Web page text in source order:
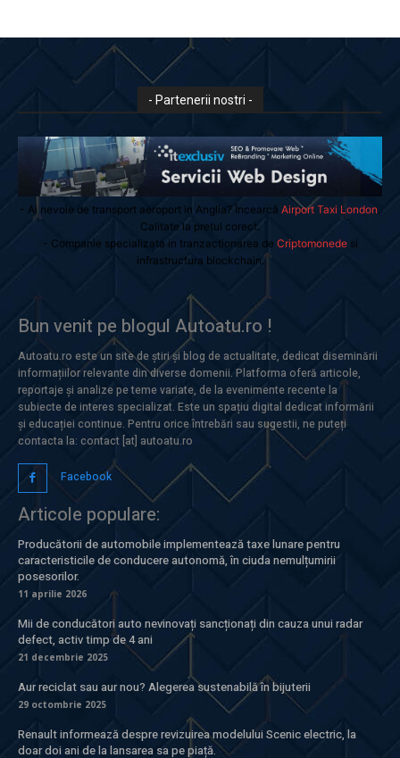
- Partenerii nostri -
- Ai nevoie de transport aeroport in Anglia? Încearcă Airport Taxi London.
Calitate la prețul corect.
- Companie specializata in tranzactionarea de Criptomonedesi
infrastructura blockchain.
Bun venit pe blogul Autoatu.ro !
Autoatu.ro este un site de știri și blog de actualitate, dedicat diseminării
informațiilor relevante din diverse domenii. Platforma oferă articole,
reportaje și analize pe teme variate, de la evenimente recente la
subiecte de interes specializat. Este un spațiu digital dedicat informării
și educației continue. Pentru orice întrebări sau sugestii, ne puteți
contacta la: contact [at] autoatu.ro
Facebook
Articole populare:
Producătorii de automobile implementează taxe lunare pentru
caracteristicile de conducere autonomă, în ciuda nemulțumirii
posesorilor.
11 aprilie 2026
Mii de conducători auto nevinovați sancționați din cauza unui radar
defect, activ timp de 4 ani
21 decembrie 2025
Aur reciclat sau aur nou? Alegerea sustenabilă în bijuterii
29 octombrie 2025
Renault informează despre revizuirea modelului Scenic electric, la
doar doi ani de la lansarea sa pe piață.